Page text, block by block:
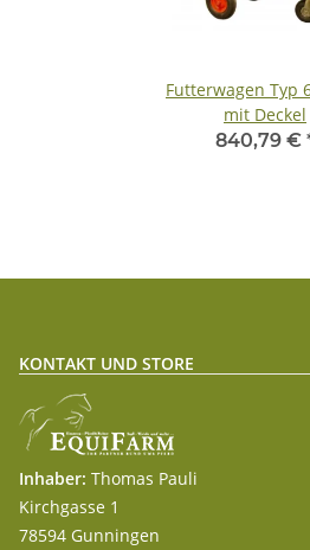
Futterwagen Typ
mit Deckel
840,79 €
KONTAKT UND STORE
Inhaber: Thomas Pauli
Kirchgasse 1
78594 Gunningen